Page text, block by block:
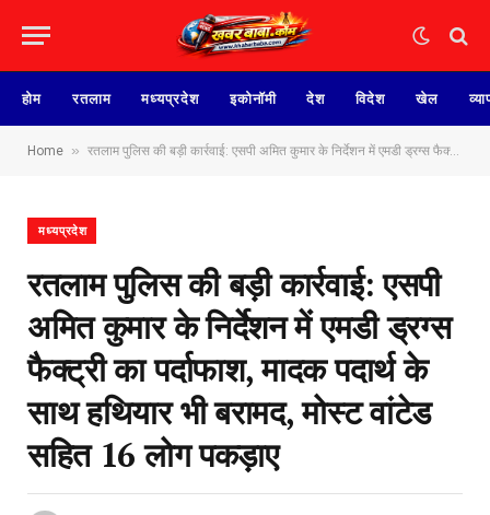
होम रतलाम मध्यप्रदेश इकोनॉमी देश विदेश खेल
Home » रतलाम पुलिस की बड़ी कार्रवाई: एसपी अमित कुमार के निर्देशन में एमडी ड्रग्स फैक्ट्री का पर्दाफाश, मादक पदार्थ के साथ हथियार भी बरामद, मोस्ट वांटेड सहित 16 लोग पकड़ाए
मध्यप्रदेश
रतलाम पुलिस की बड़ी कार्रवाई: एसपी
अमित कुमार के निर्देशन में एमडी ड्रग्स
फैक्ट्री का पर्दाफाश, मादक पदार्थ के
साथ हथियार भी बरामद, मोस्ट वांटेड
सहित 16 लोग पकड़ाए